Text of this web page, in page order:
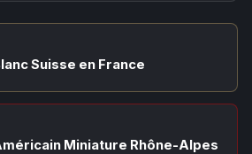
Suisse en France
Miniature Rhône-Alpes